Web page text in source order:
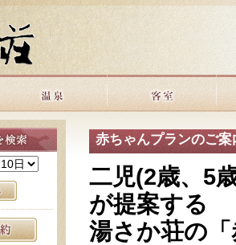
赤ちゃんプランのご案
二児(2歳、5
が提案する
湯さか荘の